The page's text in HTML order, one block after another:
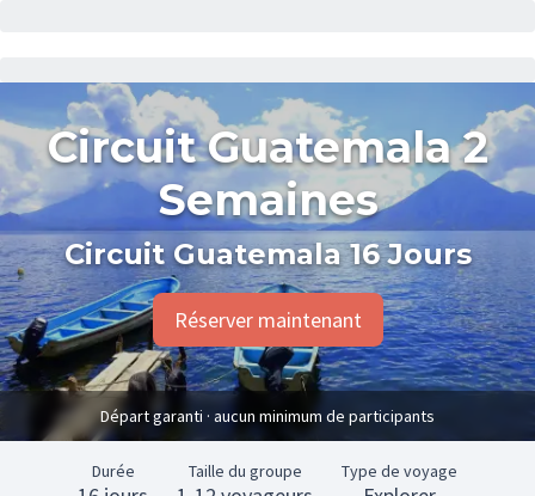
Circuit Guatemala 2
Semaines
Circuit Guatemala 16 Jours
Réserver maintenant
Départ garanti · aucun minimum de participants
Durée Taille du groupe Type de voyage